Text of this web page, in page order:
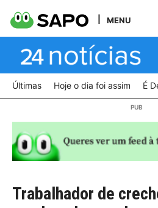
MENU
Últimas Hoje o dia foi assim É
Trabalhador de